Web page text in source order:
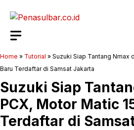
Home » Tutorial » Suzuki Siap Tantang Nmax
Baru Terdaftar di Samsat Jakarta
Suzuki Siap
PCX, Motor Matic
Terdaftar di